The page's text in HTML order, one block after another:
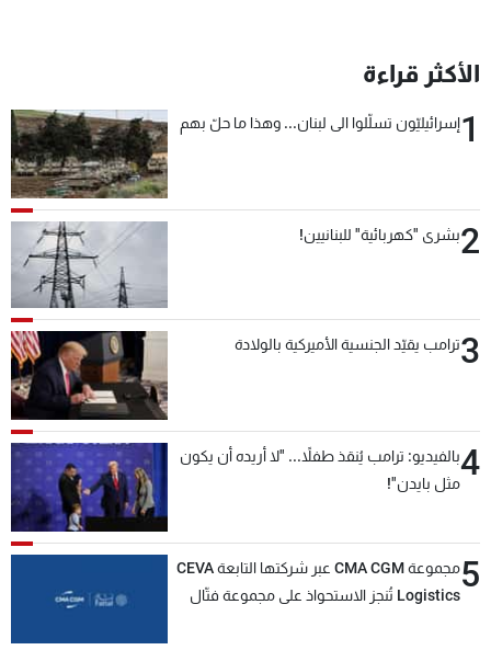
الأكثر قراءة
1إسرائيليّون تسلّلوا الى لبنان... وهذا ما حلّ بهم
2بشرى "كهربائية" للبنانيين!
3ترامب يقيّد الجنسية الأميركية بالولادة
4بالفيديو: ترامب يُنقذ طفلاً... "لا أريده أن يكون
مثل بايدن"!
5
مجموعة CMA CGM عبر شركتها التابعة CEVA
Logistics تُنجز الاستحواذ على مجموعة فتّال